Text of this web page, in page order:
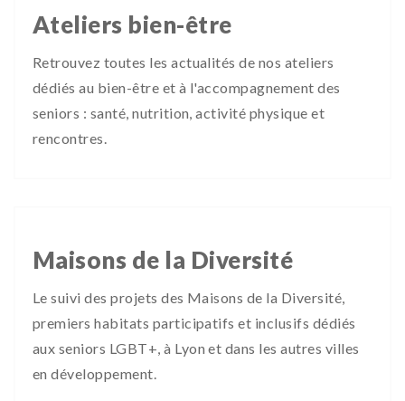
Ateliers bien-être
Retrouvez toutes les actualités de nos ateliers
dédiés au bien-être et à l'accompagnement des
seniors : santé, nutrition, activité physique et
rencontres.
Maisons de la Diversité
Le suivi des projets des Maisons de la Diversité,
premiers habitats participatifs et inclusifs dédiés
aux seniors LGBT+, à Lyon et dans les autres villes
en développement.